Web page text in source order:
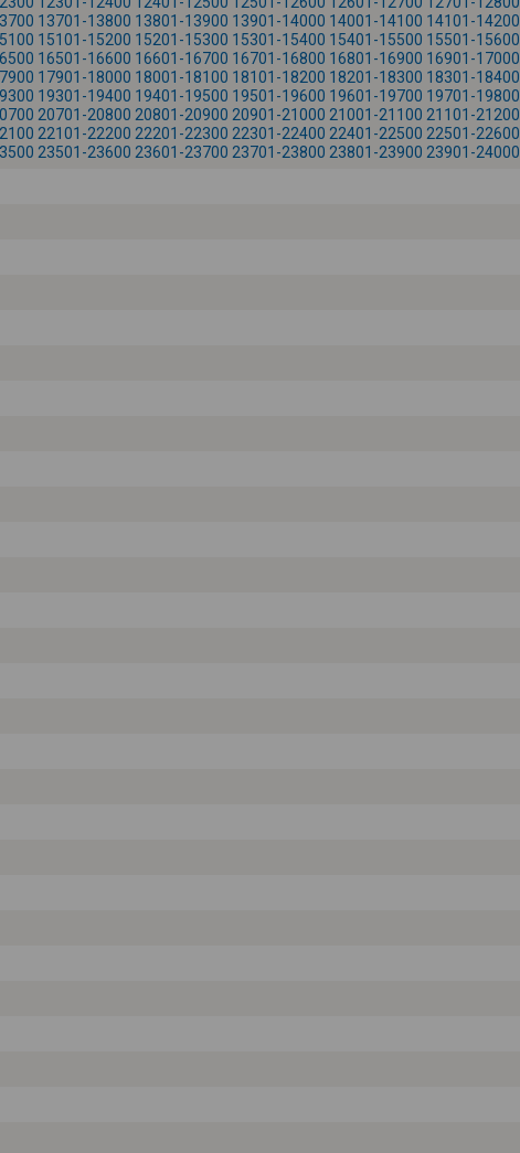
13701-13800 13801-13900 13901-14000 14001-14100 14101-14200
15101-15200 15201-15300 15301-15400 15401-15500 15501-15600
16501-16600 16601-16700 16701-16800 16801-16900 16901-17000
17901-18000 18001-18100 18101-18200 18201-18300 18301-18400
19301-19400 19401-19500 19501-19600 19601-19700 19701-19800
20701-20800 20801-20900 20901-21000 21001-21100 21101-21200
22101-22200 22201-22300 22301-22400 22401-22500 22501-22600
23501-23600 23601-23700 23701-23800 23801-23900 23901-24000